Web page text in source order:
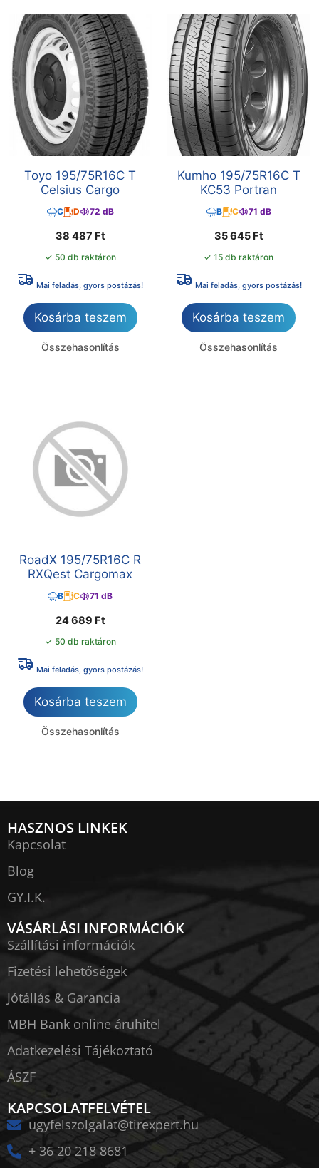
Toyo 195/75R16C T
Celsius Cargo
C D 72 dB
38 487 Ft
✓ 50 db raktáron
Mai feladás, gyors postázás!
Kosárba teszem
Összehasonlítás
Kumho 195/75R16C T
KC53 Portran
B C 71 dB
35 645 Ft
✓ 15 db raktáron
Mai feladás, gyors postázás!
Kosárba teszem
Összehasonlítás
RoadX 195/75R16C R
RXQest Cargomax
B C 71 dB
24 689 Ft
✓ 50 db raktáron
Mai feladás, gyors postázás!
Kosárba teszem
Összehasonlítás
HASZNOS LINKEK
Kapcsolat
Blog
GY.I.K.
VÁSÁRLÁSI INFORMÁCIÓK
Szállítási információk
Fizetési lehetőségek
Jótállás & Garancia
MBH Bank online áruhitel
Adatkezelési Tájékoztató
ÁSZF
KAPCSOLATFELVÉTEL
ugyfelszolgalat@tirexpert.hu
+ 36 20 218 8681